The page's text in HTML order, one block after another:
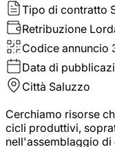
Tipo di contratto
Retribuzione
Codice annuncio
Data di
Città Saluzzo
Cerchiamo risorse
cicli produttivi,
nell'assemblaggio